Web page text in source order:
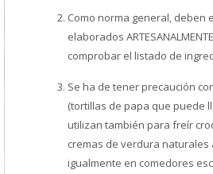
Como norma general, deben
elaborados
comprobar el listado de
Se ha de tener precaución
(tortillas de papa que puede
utilizan también para freír
cremas de verdura naturales
igualmente en comedores